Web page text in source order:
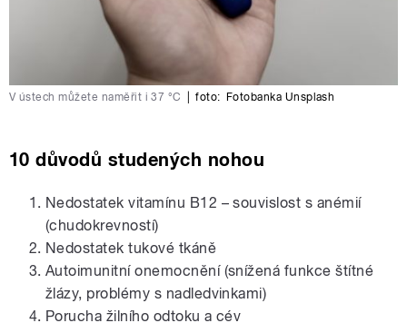
V ústech můžete naměřit i 37 °C foto: Fotobanka Unsplash
10 důvodů studených nohou
Nedostatek vitamínu B12 – souvislost s anémií
(chudokrevností)
Nedostatek tukové tkáně
Autoimunitní onemocnění (snížená funkce štítné
žlázy, problémy s nadledvinkami)
Porucha žilního odtoku a cév